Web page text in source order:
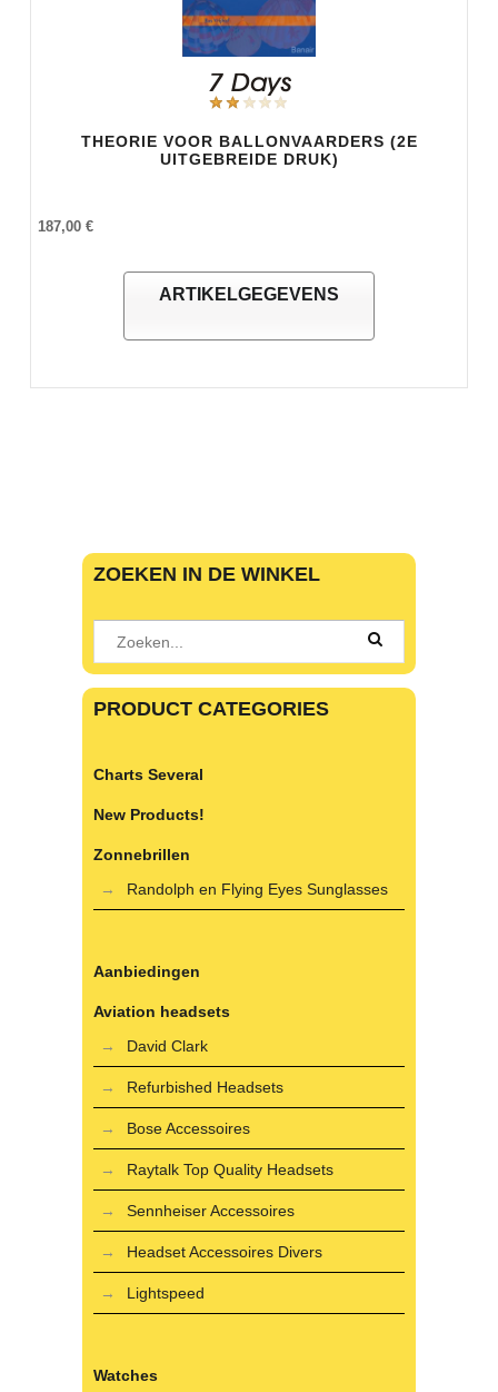
THEORIE VOOR BALLONVAARDERS (2E
UITGEBREIDE DRUK)
187,00 €
ARTIKELGEGEVENS
ZOEKEN IN DE WINKEL
PRODUCT CATEGORIES
Charts Several
New Products!
Zonnebrillen
Randolph en Flying Eyes Sunglasses
Aanbiedingen
Aviation headsets
David Clark
Refurbished Headsets
Bose Accessoires
Raytalk Top Quality Headsets
Sennheiser Accessoires
Headset Accessoires Divers
Lightspeed
Watches